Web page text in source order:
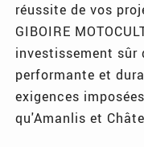
réussite de vos
GIBOIRE
investissement sûr
performante et
exigences
qu'Amanlis et